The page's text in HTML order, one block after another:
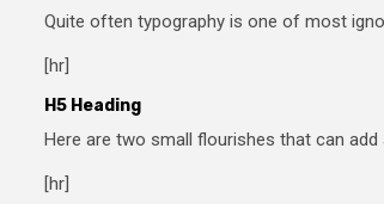
Quite often typography is one of most
[hr]
H5 Heading
Here are two small flourishes that can
[hr]